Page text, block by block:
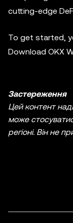
cutting-edge
To get started,
Download OKX
Застереження
Цей контент
може
регіоні. Він не
рекомендацій
консультацій.
зі